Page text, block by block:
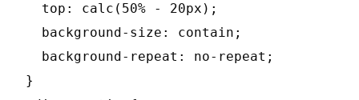
  top: calc(50% - 20px);
  background-size: contain;
  background-repeat: no-repeat;
}